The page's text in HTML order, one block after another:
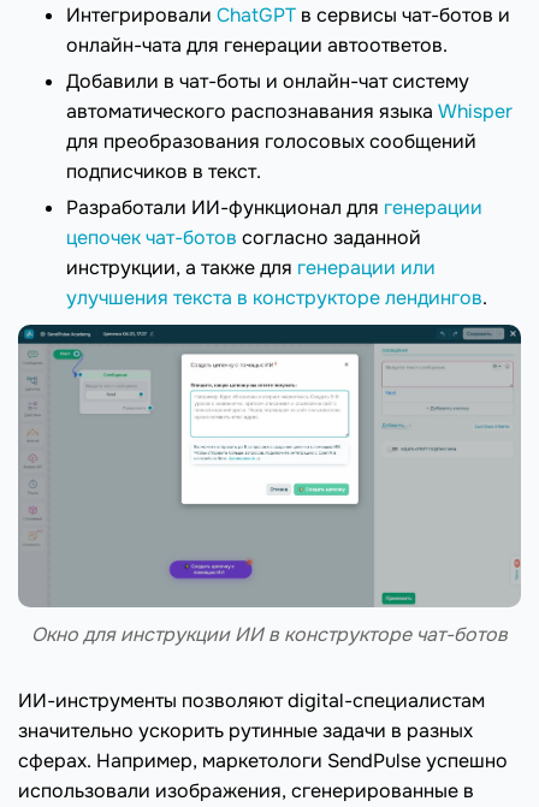
Интегрировали ChatGPT в сервисы чат-ботов и
онлайн-чата для генерации автоответов.
Добавили в чат-боты и онлайн-чат систему
автоматического распознавания языка Whisper
для преобразования голосовых сообщений
подписчиков в текст.
Разработали ИИ-функционал для генерации
цепочек чат-ботов согласно заданной
инструкции, а также для генерации или
улучшения текста в конструкторе лендингов.
Окно для инструкции ИИ в конструкторе чат-ботов
ИИ-инструменты позволяют digital-специалистам
значительно ускорить рутинные задачи в разных
сферах. Например, маркетологи SendPulse успешно
использовали изображения, сгенерированные в